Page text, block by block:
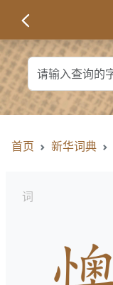
首页 新华词典
词